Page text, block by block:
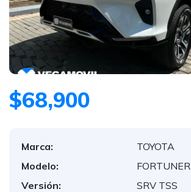
$68,900
Marca:
TOYOTA
Modelo:
FORTUNER
Versión:
SRV TSS